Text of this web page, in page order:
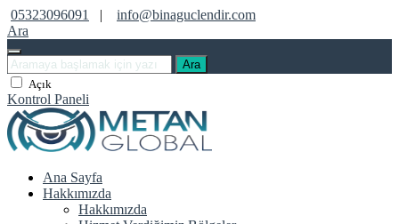
05323096091 |
info@binaguclendir.com
Ara
Ara
Açık
Kontrol Paneli
Ana Sayfa
Hakkımızda
Hakkımızda